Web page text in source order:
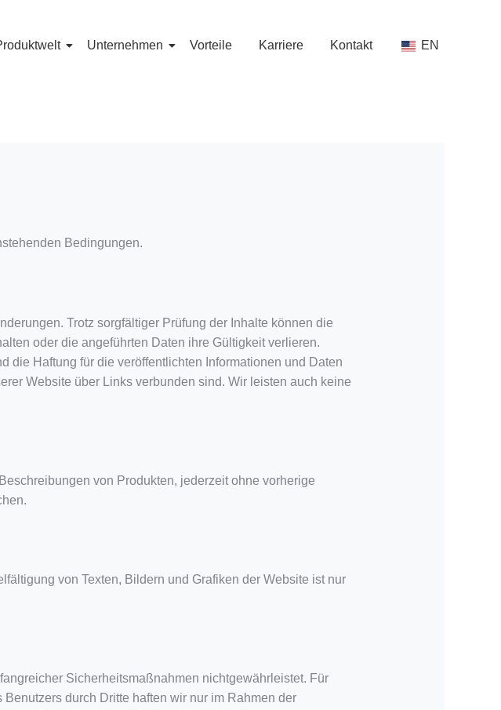
Unternehmen Vorteile Karriere Kontakt EN
Bedingungen.
Trotz sorgfältiger Prüfung der Inhalte können die
oder die angeführten Daten ihre Gültigkeit verlieren.
Haftung für die veröffentlichten Informationen und Daten
Website über Links verbunden sind. Wir leisten auch keine
von Produkten, jederzeit ohne vorherige
von Texten, Bildern und Grafiken der Website ist nur
Sicherheitsmaßnahmen nichtgewährleistet. Für
durch Dritte haften wir nur im Rahmen der